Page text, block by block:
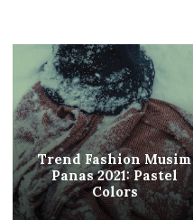
Trend Fashion Musim
Panas 2021: Pastel
Colors